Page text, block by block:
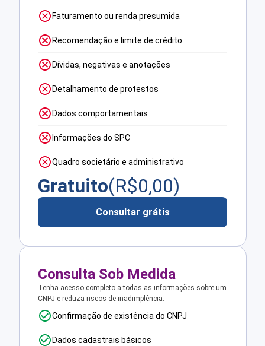
Faturamento ou renda presumida
Recomendação e limite de crédito
Dívidas, negativas e anotações
Detalhamento de protestos
Dados comportamentais
Informações do SPC
Quadro societário e administrativo
Gratuito(R$0,00)
Consultar grátis
Consulta Sob Medida
Tenha acesso completo a todas as informações sobre um
CNPJ e reduza riscos de inadimplência.
Confirmação de existência do CNPJ
Dados cadastrais básicos